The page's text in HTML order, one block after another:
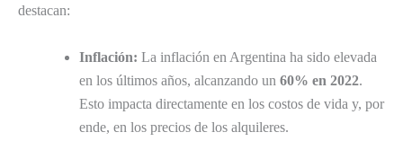
destacan:
Inflación: La inflación en Argentina ha sido elevada
en los últimos años, alcanzando un 60% en 2022.
Esto impacta directamente en los costos de vida y, por
ende, en los precios de los alquileres.